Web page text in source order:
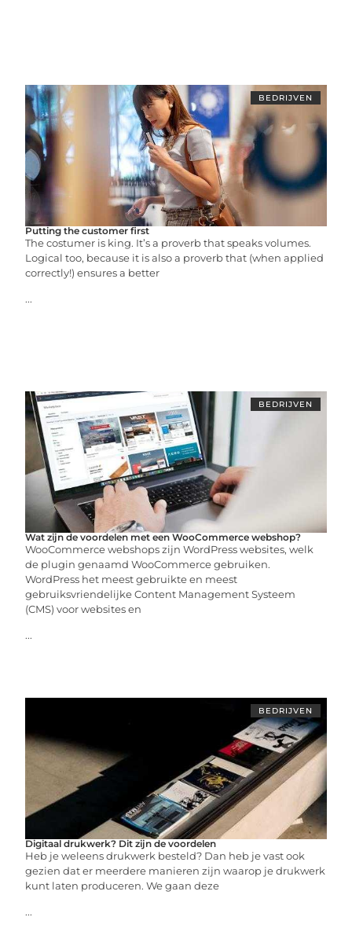
BEDRIJVEN
Putting the customer first
The costumer is king. It’s a proverb that speaks volumes.
Logical too, because it is also a proverb that (when applied
correctly!) ensures a better
...
BEDRIJVEN
Wat zijn de voordelen met een WooCommerce webshop?
WooCommerce webshops zijn WordPress websites, welk
de plugin genaamd WooCommerce gebruiken.
WordPress het meest gebruikte en meest
gebruiksvriendelijke Content Management Systeem
(CMS) voor websites en
...
BEDRIJVEN
Digitaal drukwerk? Dit zijn de voordelen
Heb je weleens drukwerk besteld? Dan heb je vast ook
gezien dat er meerdere manieren zijn waarop je drukwerk
kunt laten produceren. We gaan deze
...